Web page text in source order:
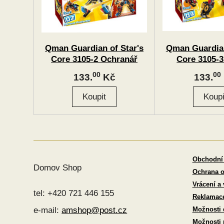
Qman Guardian of Star's
Core 3105-2 Ochranář
"Torrent" 2v1
133.00Kč
Qman
Core 3105-
"Storm"
133.00
Domov Shop
tel: +420 721 446 155
e-mail:amshop@post.cz
Ochrana
Vrácení a
Možnosti
Možnosti